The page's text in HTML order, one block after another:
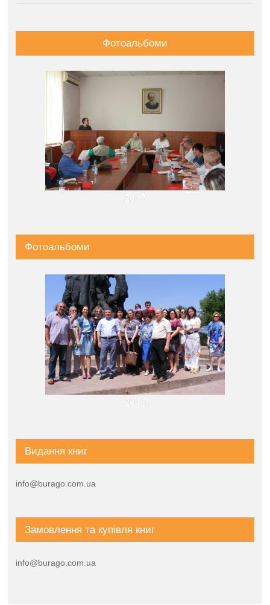
Фотоальбоми
2017
Фотоальбоми
2016
Видання книг
info@burago.com.ua
Замовлення та купівля книг
info@burago.com.ua